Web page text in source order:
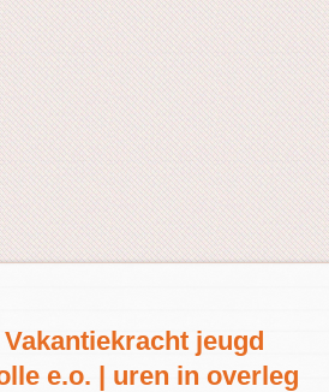
jeugd
e.o. | uren in overleg